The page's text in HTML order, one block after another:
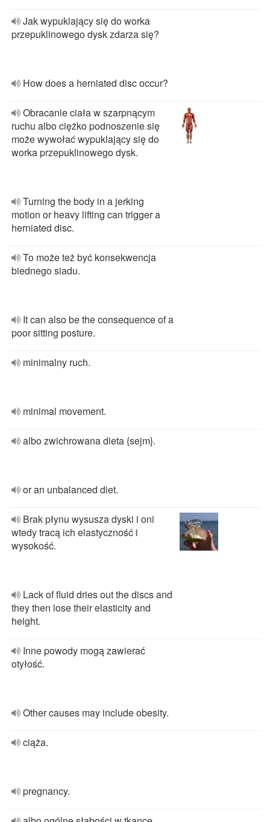
Jak wypuklający się do worka
przepuklinowego dysk zdarza się?
How does a herniated disc occur?
Obracanie ciała w szarpnącym
ruchu albo ciężko podnoszenie się
może wywołać wypuklający się do
worka przepuklinowego dysk.
Turning the body in a jerking
motion or heavy lifting can trigger a
herniated disc.
To może też być konsekwencja
biednego siadu.
It can also be the consequence of a
poor sitting posture.
minimalny ruch.
minimal movement.
albo zwichrowana dieta {sejm}.
or an unbalanced diet.
Brak płynu wysusza dyski i oni
wtedy tracą ich elastyczność i
wysokość.
Lack of fluid dries out the discs and
they then lose their elasticity and
height.
Inne powody mogą zawierać
otyłość.
Other causes may include obesity.
ciąża.
pregnancy.